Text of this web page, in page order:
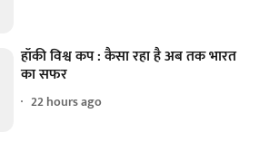
हॉकी विश्व कप : कैसा रहा है अब तक भारत
का सफर
22 hours ago